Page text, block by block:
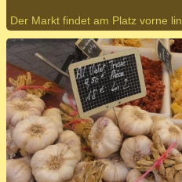
Der Markt findet am Platz vorne